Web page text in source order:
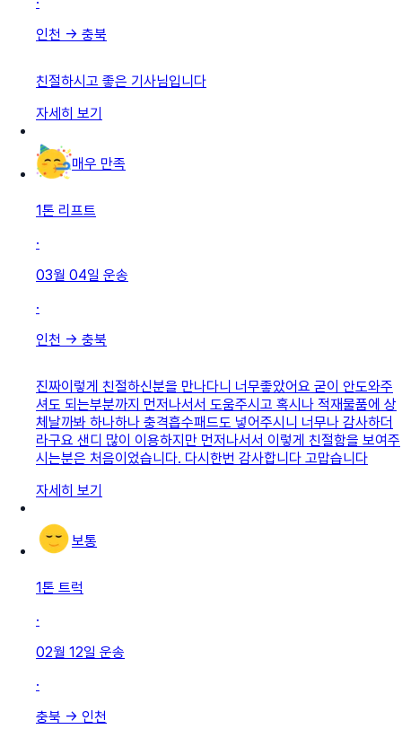
인천 → 충북
친절하시고 좋은 기사님입니다
자세히 보기
매우 만족
1톤 리프트
·
03월 04일 운송
·
인천 → 충북
진짜이렇게 친절하신분을 만나다니 너무좋았어요 굳이 안도와주
셔도 되는부분까지 먼저나서서 도움주시고 혹시나 적재물품에 상
체날까봐 하나하나 충격흡수패드도 넣어주시니 너무나 감사하더
라구요 샌디 많이 이용하지만 먼저나서서 이렇게 친절함을 보여주
시는분은 처음이었습니다. 다시한번 감사합니다 고맙습니다
자세히 보기
보통
1톤 트럭
·
02월 12일 운송
·
충북 → 인천